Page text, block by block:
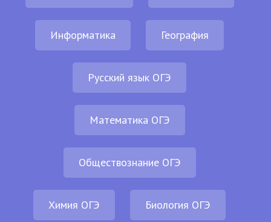
Информатика География
Русский язык ОГЭ
Математика ОГЭ
Обществознание ОГЭ
Химия ОГЭ Биология ОГЭ